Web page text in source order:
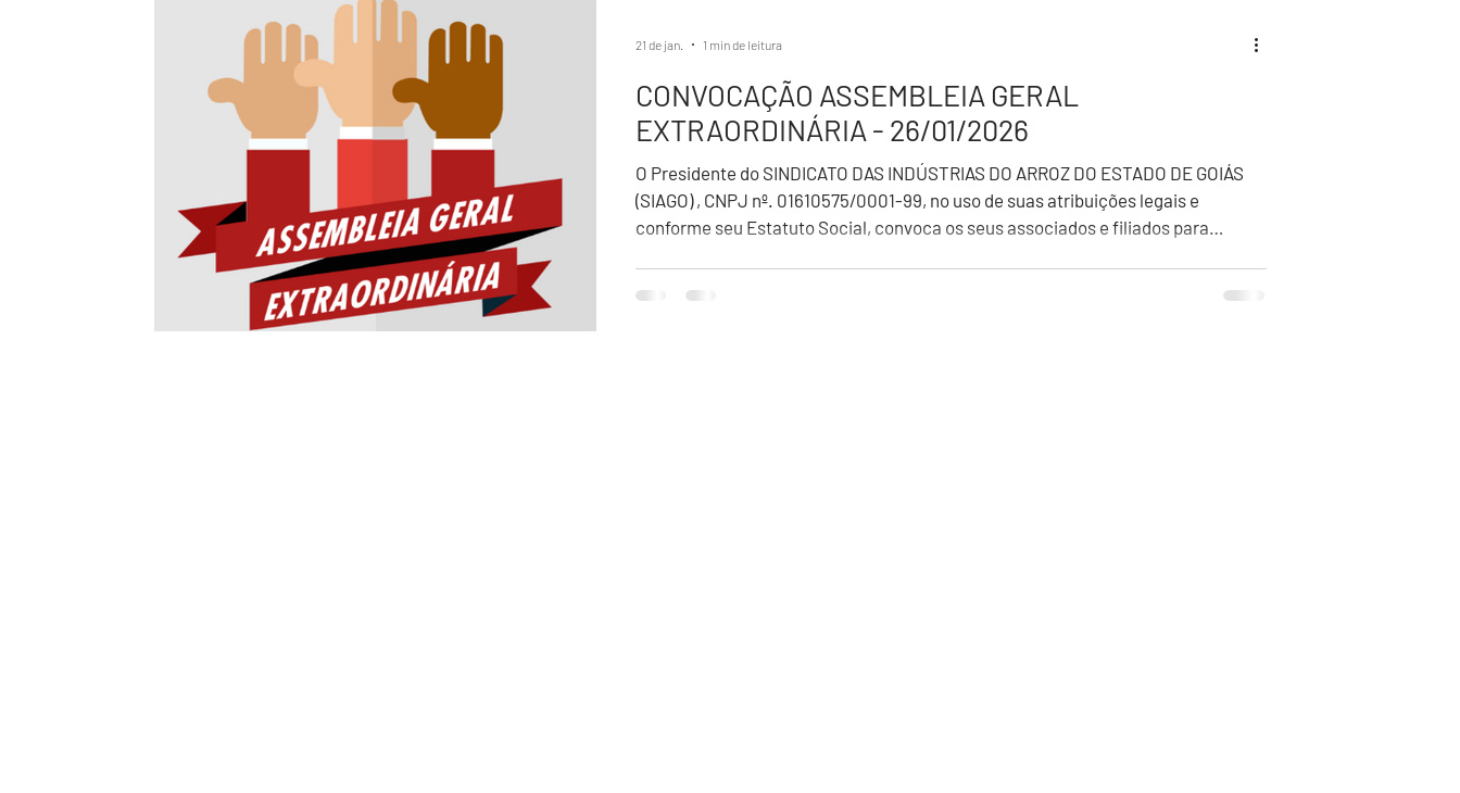
CONVOCAÇÃO ASSEMBLEIA GERAL
EXTRAORDINÁRIA - 26/01/2026
O Presidente do SINDICATO DAS INDÚSTRIAS DO ARROZ DO ESTADO DE GOIÁS
(SIAGO) , CNPJ nº. 01610575/0001-99, no uso de suas atribuições legais e
conforme seu Estatuto Social, convoca os seus associados e filiados para
21 de jan. 1 min de leitura